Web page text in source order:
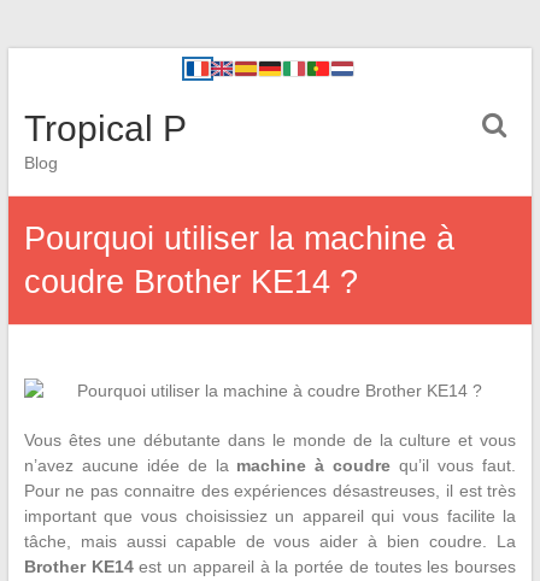
Tropical P
Blog
Pourquoi utiliser la machine à
coudre Brother KE14 ?
Vous êtes une débutante dans le monde de la culture et vous
n’avez aucune idée de la machine à coudre qu’il vous faut.
Pour ne pas connaitre des expériences désastreuses, il est très
important que vous choisissiez un appareil qui vous facilite la
tâche, mais aussi capable de vous aider à bien coudre. La
Brother KE14est un appareil à la portée de toutes les bourses